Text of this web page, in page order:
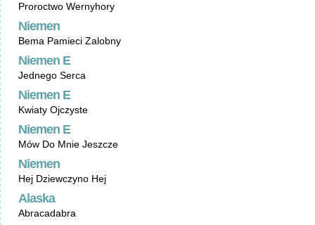
Proroctwo Wernyhory
Niemen
Bema Pamieci Zalobny
Niemen E
Jednego Serca
Niemen E
Kwiaty Ojczyste
Niemen E
Mów Do Mnie Jeszcze
Niemen
Hej Dziewczyno Hej
Alaska
Abracadabra